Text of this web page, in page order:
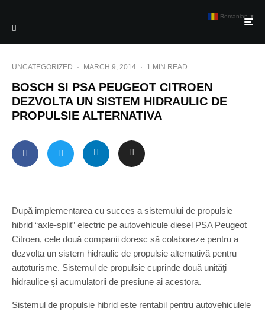
UNCATEGORIZED · MARCH 9, 2014 · 1 MIN READ
BOSCH SI PSA PEUGEOT CITROEN
DEZVOLTA UN SISTEM HIDRAULIC DE
PROPULSIE ALTERNATIVA
După implementarea cu succes a sistemului de propulsie
hibrid “axle-split” electric pe autovehicule diesel PSA Peugeot
Citroen, cele două companii doresc să colaboreze pentru a
dezvolta un sistem hidraulic de propulsie alternativă pentru
autoturisme. Sistemul de propulsie cuprinde două unităţi
hidraulice şi acumulatorii de presiune ai acestora.
Sistemul de propulsie hibrid este rentabil pentru autovehiculele
Romanian ▼